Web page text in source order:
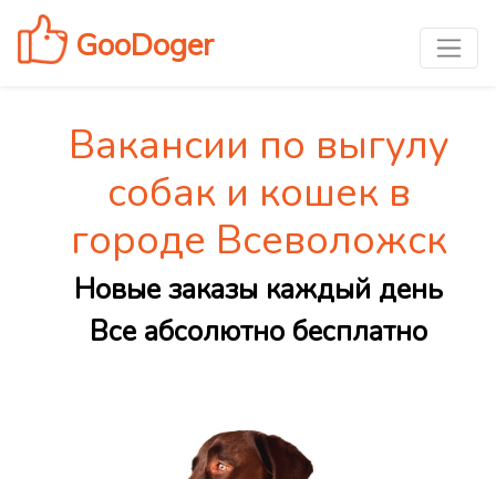
GooDoger
Вакансии по выгулу
собак и кошек в
городе Всеволожск
Новые заказы каждый день
Все абсолютно бесплатно